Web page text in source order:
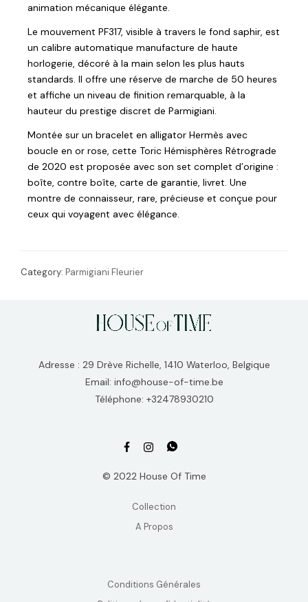
animation mécanique élégante.
Le mouvement PF317, visible à travers le fond saphir, est
un calibre automatique manufacture de haute
horlogerie, décoré à la main selon les plus hauts
standards. Il offre une réserve de marche de 50 heures
et affiche un niveau de finition remarquable, à la
hauteur du prestige discret de Parmigiani.
Montée sur un bracelet en alligator Hermès avec
boucle en or rose, cette Toric Hémisphères Rétrograde
de 2020 est proposée avec son set complet d’origine :
boîte, contre boîte, carte de garantie, livret. Une
montre de connaisseur, rare, précieuse et conçue pour
ceux qui voyagent avec élégance.
Category: Parmigiani Fleurier
Adresse : 29 Drève Richelle, 1410 Waterloo, Belgique
Email: info@house-of-time.be
Téléphone: +32478930210
© 2022 House Of Time
Collection
A Propos
Conditions Générales